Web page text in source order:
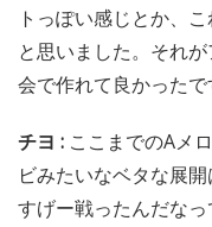
トっぽい感じとか、
と思いました。それ
会で作れて良かったで
チヨ : ここまでのAメ
ビみたいなベタな展
すげー戦ったんだな